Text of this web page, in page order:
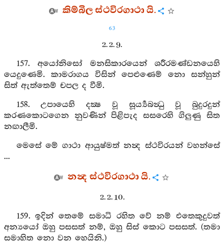
කිම්බිල ස්ථවිරගාථා යි.
63
2. 2. 9.
157. අයෝනිසෝ මනසිකාරයෙන් ශරීරමණ්ඩනයෙහි
යෙදුණෙමි. කාමරාගය විසින් පෙළුණෙම් නො සන්හුන්
සිත් ඇත්තෙම් චපල ද වීමි.
158. උපායෙහි දක්‍ෂ වූ සූර්‍ය්‍යබන්‍ධු වූ බුදුරදුන්
කරණකොටගෙන නුවණින් පිළිපැද සසරෙහි ගිලුණු සිත
නඟාලීමි.
මෙසේ මේ ගාථා ආයුෂ්මත් නන්‍ද ස්ථවිරයන් වහන්සේ
...
නන්‍ද ස්ථවිරගාථා යි.
2. 2. 10.
159. ඉදින් තෙමේ සමාධි රහිත වේ නම් එතෙකුදුවත්
අන්‍යයෝ ඔහු පසසත් නම්, ඔහු සිස් කොට පසසත්. (තමා
සමාහිත නො වන හෙයිනි.)